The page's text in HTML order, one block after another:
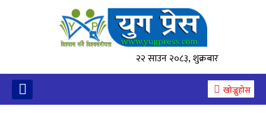
२२ साउन २०८३, शुक्रबार
खोज्नुहोस